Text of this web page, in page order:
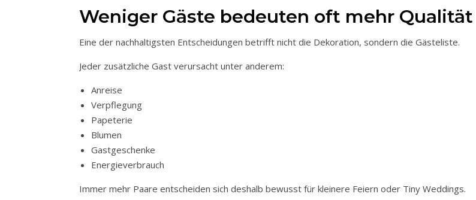
Weniger Gäste bedeuten oft mehr Qualität
Eine der nachhaltigsten Entscheidungen betrifft nicht die Dekoration, sondern die Gästeliste.
Jeder zusätzliche Gast verursacht unter anderem:
Anreise
Verpflegung
Papeterie
Blumen
Gastgeschenke
Energieverbrauch
Immer mehr Paare entscheiden sich deshalb bewusst für kleinere Feiern oder Tiny Weddings.